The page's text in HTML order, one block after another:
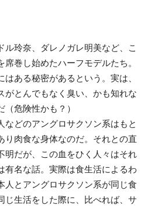
ル玲奈、ダレノガレ明美など、こ
席巻し始めたハーフモデルたち。
はある秘密があるという。実は、
がとんでもなく臭い、かも知れな
危険性かも？）
などのアングロサクソン系はもと
り肉食な身体なのだ。それとの直
明だが、この血をひく人々はそれ
有名な話。実際は食生活によるわ
人とアングロサクソン系が同じ食
じ生活をした際に、比べれば、サ